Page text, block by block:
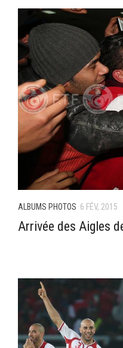
ALBUMS PHOTOS 6 FÉV, 2015
Arrivée des Aigles